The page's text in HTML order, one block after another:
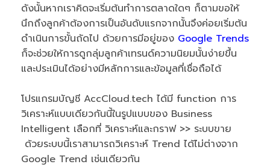
ดังนั้นหากเราคิดจะเริ่มต้นทำการตลาดใดๆ ก็ตามขอให้
นึกถึงลูกค้าต้องการเป็นอันดับแรกจากนั้นจึงค่อยเริ่มต้น
ดำเนินการขั้นถัดไป ด้วยการมีอยู่ของ Google Trends
ก็จะช่วยให้การดูกลุ่มลูกค้าเทรนด์ความนิยมนั้นง่ายขึ้น
และประเมินได้อย่างมีหลักการและข้อมูลที่เชื่อถือได้
โปรแกรมบัญชี AccCloud.tech ได้มี function การ
วิเคราะห์แบบเดียวกันนี้ในรูปแบบของ Business
Intelligent เลือกที่ วิเคราะห์และกราฟ >> ระบบขาย
ด้วยระบบนี้เราสามารถวิเคราะห์ Trend ได้ไม่ต่างจาก
Google Trend เช่นเดียวกัน